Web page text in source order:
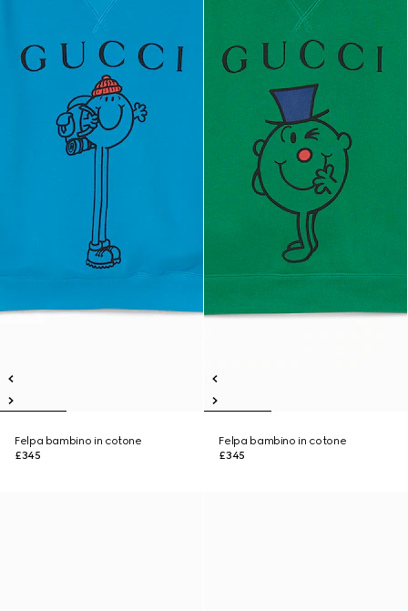
Felpa bambino in cotone
£345
Felpa bambino in cotone
£345